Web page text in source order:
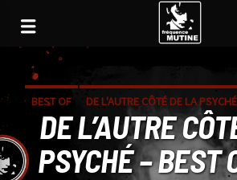
BEST OF DE L'AUTRE CÔTÉ DE LA PSYCHÉ
NOISE
POST-METAL SLUDGE
DE L’AUTRE
PSYCHÉ – BEST